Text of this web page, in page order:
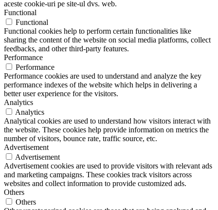
aceste cookie-uri pe site-ul dvs. web.
Functional
Functional
Functional cookies help to perform certain functionalities like
sharing the content of the website on social media platforms, collect
feedbacks, and other third-party features.
Performance
Performance
Performance cookies are used to understand and analyze the key
performance indexes of the website which helps in delivering a
better user experience for the visitors.
Analytics
Analytics
Analytical cookies are used to understand how visitors interact with
the website. These cookies help provide information on metrics the
number of visitors, bounce rate, traffic source, etc.
Advertisement
Advertisement
Advertisement cookies are used to provide visitors with relevant ads
and marketing campaigns. These cookies track visitors across
websites and collect information to provide customized ads.
Others
Others